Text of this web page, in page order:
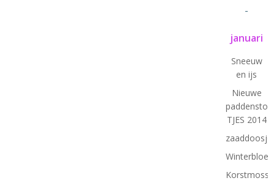
-
januari
Sneeuw
en ijs
Nieuwe
TJES 2014